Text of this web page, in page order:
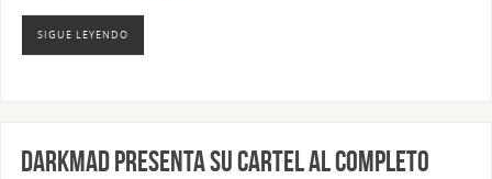
SIGUE LEYENDO
Darkmad presenta su cartel al completo